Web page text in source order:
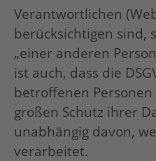
Verantwortlichen
berücksichtigen sind,
„einer anderen
ist auch, dass die
betroffenen
großen Schutz ihrer
unabhängig davon,
verarbeitet.